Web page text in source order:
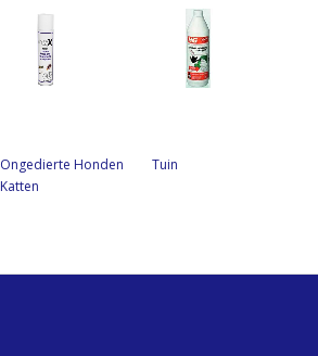
Ongedierte Honden
Katten
Tuin